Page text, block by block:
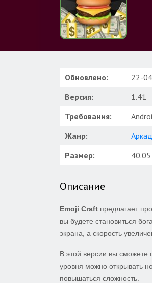
Обновлено:
22-
Версия:
1.41
Требования:
Жанр:
Размер:
Описание
Emoji Craft предлагает
вы будете становиться
экрана, а скорость
В этой версии вы сможете
уровня можно открывать
повышаться сложность.